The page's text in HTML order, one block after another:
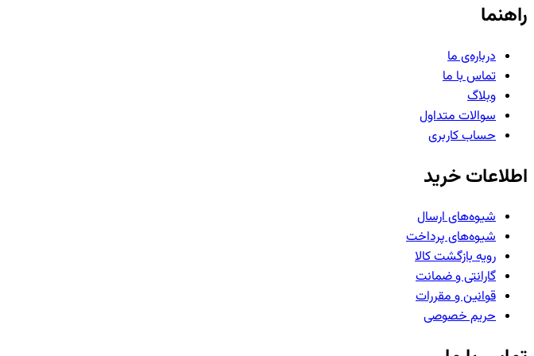
راهنما
درباره‌ی ما
تماس با ما
وبلاگ
سوالات متداول
حساب کاربری
اطلاعات خرید
شیوه‌های ارسال
شیوه‌های پرداخت
رویه بازگشت کالا
گارانتی و ضمانت
قوانین و مقررات
حریم خصوصی